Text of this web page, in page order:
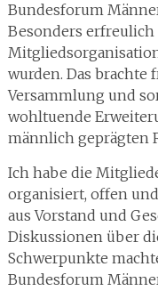
Bundesforum
Besonders erfreulich
wurden. Das brachte
Versammlung und
wohltuende
männlich geprägten
Ich habe die
organisiert, offen
aus Vorstand und
Diskussionen über
Schwerpunkte
Bundesforum